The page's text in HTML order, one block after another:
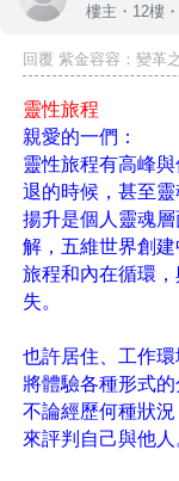
樓主 ・12樓・
回覆 紫金容容：變革
靈性旅程
親愛的一們：
靈性旅程有高峰
退的時候，甚至
揚升是個人靈魂
解，五維世界創
旅程和內在循環
失。
也許居住、工作
將體驗各種形式
不論經歷何種狀
來評判自己與他人